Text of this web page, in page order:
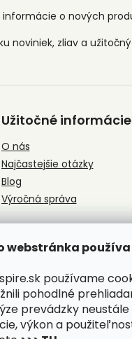
webstránka používa
používame
pohodlné
prevádzky
výkon a
o nových
Užitočné informácie
O nás
Najčastejšie otázky
Blog
Výročná správa